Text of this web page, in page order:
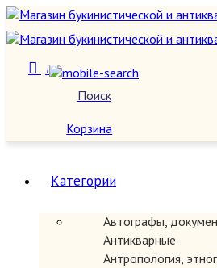
Поиск
1
Корзина
Категории
Автографы,
Антикварные
Антропология,